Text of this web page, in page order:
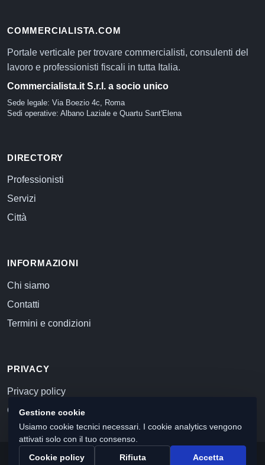
COMMERCIALISTA.COM
Portale verticale per trovare commercialisti, consulenti del
lavoro e professionisti fiscali in tutta Italia.
Commercialista.it S.r.l. a socio unico
Sede legale: Via Boezio 4c, Roma
Sedi operative: Albano Laziale e Quartu Sant'Elena
DIRECTORY
Professionisti
Servizi
Città
INFORMAZIONI
Chi siamo
Contatti
Termini e condizioni
PRIVACY
Privacy policy
Cookie policy
© 2026 Commercialista.com C.F. e P.IVA 12059071006
Gestione cookie
Usiamo cookie tecnici necessari. I cookie analytics vengono
attivati solo con il tuo consenso.
Cookie policy
Rifiuta Accetta